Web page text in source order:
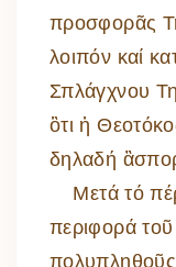
προσφορᾶς
λοιπόν καί
Σπλάγχνου
ὃτι ἡ
δηλαδή
Μετά τό
περιφορά
πολυπληθοῦς